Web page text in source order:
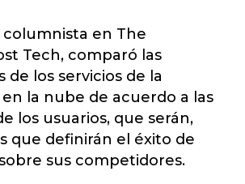
columnista en The
Tech, comparó las
de los servicios de la
la nube de acuerdo a las
los usuarios, que serán,
que definirán el éxito de
sus competidores.